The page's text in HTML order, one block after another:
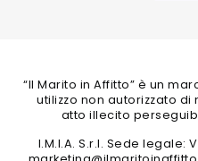
“Il Marito in Affitto” è un
utilizzo non autorizzato
atto illecito
I.M.I.A. S.r.l. Sede legale: